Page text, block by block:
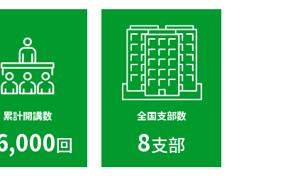
累計開講数
回
全国支部数
8支部